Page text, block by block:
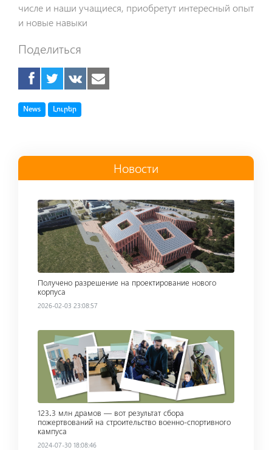
числе и наши учащиеся, приобретут интересный опыт
и новые навыки
Поделиться
TagNews TagԼուրեր
Новости
Read more
Получено разрешение на проектирование нового
корпуса
2026-02-03 23:08:57
Read more
123․3 млн драмов — вот результат сбора
пожертвований на строительство военно-спортивного
кампуса
2024-07-30 18:08:46